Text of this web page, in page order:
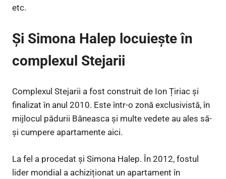
etc.
Și Simona Halep locuiește în
complexul Stejarii
Complexul Stejarii a fost construit de Ion Țiriac și
finalizat în anul 2010. Este într-o zonă exclusivistă, în
mijlocul pădurii Băneasca și multe vedete au ales să-
și cumpere apartamente aici.
La fel a procedat și Simona Halep. În 2012, fostul
lider mondial a achiziționat un apartament în